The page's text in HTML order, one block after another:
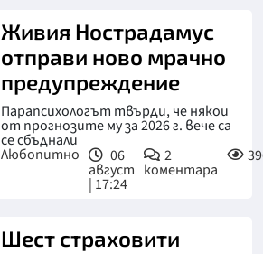
Живия Нострадамус
отправи ново мрачно
предупреждение
Парапсихологът твърди, че някои
от прогнозите му за 2026 г. вече са
се сбъднали
Любопитно 06
август
| 17:24
2
коментара
Шест страховити